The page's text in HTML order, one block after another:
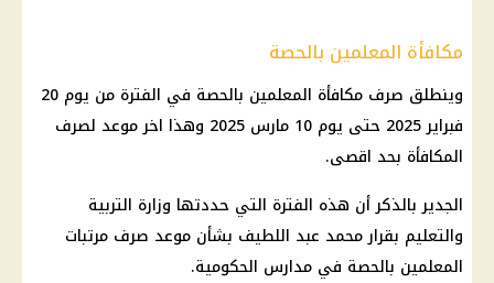
مكافأة المعلمين بالحصة
وينطلق صرف مكافأة المعلمين بالحصة في الفترة من يوم 20
فبراير 2025 حتى يوم 10 مارس 2025 وهذا اخر موعد لصرف
المكافأة بحد اقصى.
الجدير بالذكر أن هذه الفترة التي حددتها وزارة التربية
والتعليم بقرار محمد عبد اللطيف بشأن موعد صرف مرتبات
المعلمين بالحصة في مدارس الحكومية.